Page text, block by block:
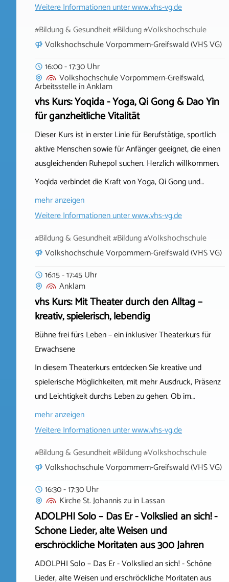
Weitere Informationen unterwww.vhs-vg.de
#Bildung & Gesundheit #Bildung #Volkshochschule
Volkshochschule Vorpommern-Greifswald (VHS VG)
16:00 - 17:30 Uhr
Volkshochschule Vorpommern-Greifswald,
ArbeitsstelleinAnklam
vhs Kurs: Yoqida - Yoga, Qi Gong & Dao Yin
für ganzheitliche Vitalität
Dieser Kurs ist in erster Linie für Berufstätige, sportlich
aktive Menschen sowie für Anfänger geeignet, die einen
ausgleichenden Ruhepol suchen. Herzlich willkommen.
Yoqida verbindet die Kraft von Yoga, Qi Gong und…
mehr anzeigen
Weitere Informationen unterwww.vhs-vg.de
#Bildung & Gesundheit #Bildung #Volkshochschule
Volkshochschule Vorpommern-Greifswald (VHS VG)
16:15 - 17:45 Uhr
Anklam
vhs Kurs: Mit Theater durch den Alltag –
kreativ, spielerisch, lebendig
Bühne frei fürs Leben – ein inklusiver Theaterkurs für
Erwachsene
In diesem Theaterkurs entdecken Sie kreative und
spielerische Möglichkeiten, mit mehr Ausdruck, Präsenz
und Leichtigkeit durchs Leben zu gehen. Ob im…
mehr anzeigen
Weitere Informationen unterwww.vhs-vg.de
#Bildung & Gesundheit #Bildung #Volkshochschule
Volkshochschule Vorpommern-Greifswald (VHS VG)
16:30 - 17:30 Uhr
Kirche St. Johannis zuinLassan
ADOLPHI Solo – Das Er - Volkslied an sich! -
Schöne Lieder, alte Weisen und
erschröckliche Moritaten aus 300 Jahren
ADOLPHI Solo – Das Er - Volkslied an sich! - Schöne
Lieder, alte Weisen und erschröckliche Moritaten aus